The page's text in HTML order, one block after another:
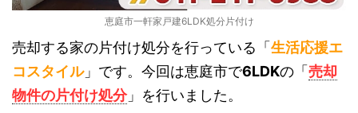
恵庭市一軒家戸建6LDK処分片付け
売却する家の片付け処分を行っている「 生活応援エ
コスタイル」です。今回は恵庭市で6LDKの「 売却
物件の片付け処分」を行いました。